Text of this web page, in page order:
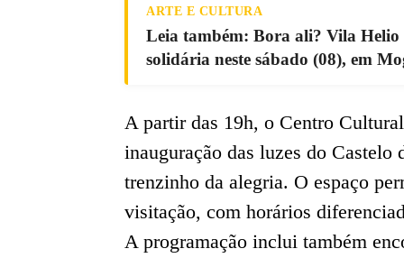
ARTE E CULTURA
Leia também: Bora ali? Vila Helio
solidária neste sábado (08), em
A partir das 19h, o Centro
inauguração das luzes do
trenzinho da alegria. O espaço
visitação, com horários
A programação inclui também